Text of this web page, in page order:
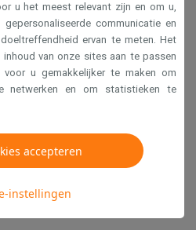
u het meest relevant zijn en om u,
communicatie en
ervan te meten. Het
van onze sites aan te passen
u gemakkelijker te maken om
netwerken en om statistieken te
accepteren
instellingen